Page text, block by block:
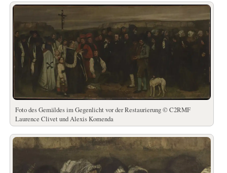
Foto des Gemäldes im Gegenlicht vor der Restaurierung © C2RMF
Laurence Clivet und Alexis Komenda